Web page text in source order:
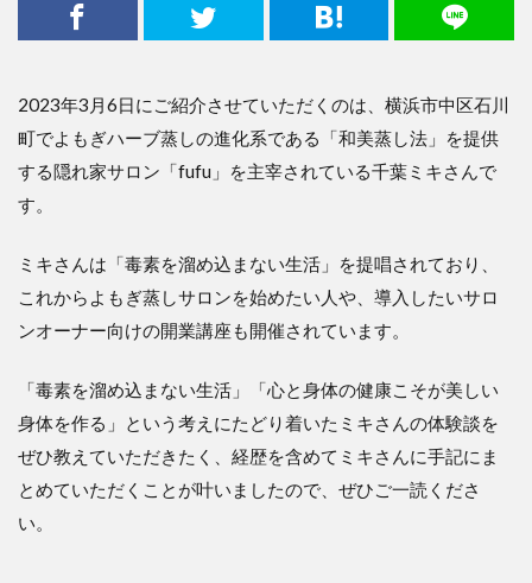
2023年3月6日にご紹介させていただくのは、横浜市中区石川
町でよもぎハーブ蒸しの進化系である「和美蒸し法」を提供
する隠れ家サロン「fufu」を主宰されている千葉ミキさんで
す。
ミキさんは「毒素を溜め込まない生活」を提唱されており、
これからよもぎ蒸しサロンを始めたい人や、導入したいサロ
ンオーナー向けの開業講座も開催されています。
「毒素を溜め込まない生活」「心と身体の健康こそが美しい
身体を作る」という考えにたどり着いたミキさんの体験談を
ぜひ教えていただきたく、経歴を含めてミキさんに手記にま
とめていただくことが叶いましたので、ぜひご一読くださ
い。